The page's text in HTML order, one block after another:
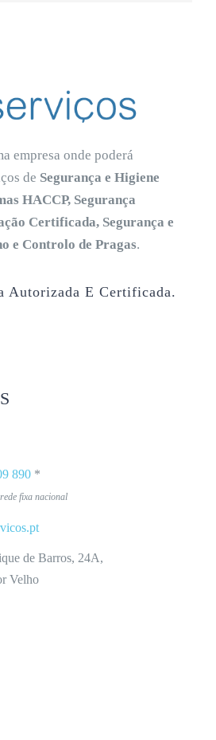
empresa onde poderá
de Segurança e Higiene
HACCP, Segurança
Certificada, Segurança e
e Controlo de Pragas.
Autorizada E Certificada.
890 *
fixa nacional
de Barros, 24A,
Velho